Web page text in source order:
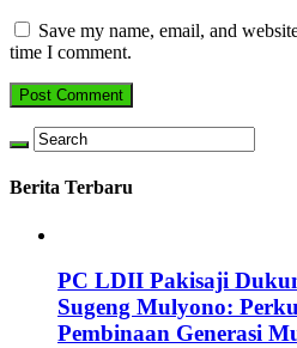
Save my name, email, and
time I comment.
Berita Terbaru
PC LDII Pakisaji
Sugeng Mulyono:
Pembinaan Generasi